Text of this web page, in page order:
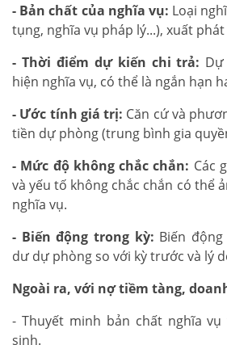
- Bản chất của nghĩa vụ: Loại
tụng, nghĩa vụ pháp lý...), xuất
- Thời điểm dự kiến chi trả:
hiện nghĩa vụ, có thể là ngắn hạn
- Ước tính giá trị: Căn cứ và
tiền dự phòng (trung bình gia
- Mức độ không chắc chắn: Các
và yếu tố không chắc chắn có thể
nghĩa vụ.
- Biến động trong kỳ: Biến
dư dự phòng so với kỳ trước và lý
Ngoài ra, với nợ tiềm tàng,
- Thuyết minh bản chất nghĩa
sinh.